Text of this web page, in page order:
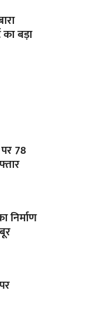
का बड़ा
78